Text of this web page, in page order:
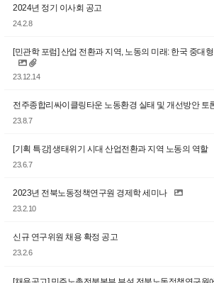
2024년 정기 이사회 공고
24.2.8
[민관학 포럼] 산업 전환과 지역, 노동의 미래: 한국 중대
23.12.14
전주종합리싸이클링타운 노동환경 실태 및 개선방안 토
23.8.7
[기획 특강] 생태위기 시대 산업전환과 지역 노동의 역할
23.6.7
2023년 전북노동정책연구원 경제학 세미나
23.2.10
신규 연구위원 채용 확정 공고
23.2.6